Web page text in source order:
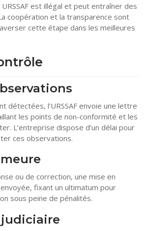
est illégal et peut entraîner des
coopération et la transparence sont
cette étape dans les meilleures
détectées, l’URSSAF envoie une lettre
les points de non-conformité et les
L’entreprise dispose d’un délai pour
ces observations.
ou de correction, une mise en
fixant un ultimatum pour
sous peine de pénalités.